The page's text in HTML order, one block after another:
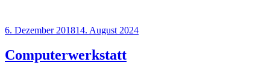
Veröffentlicht
6. Dezember 201814. August 2024
Computerwerkstatt